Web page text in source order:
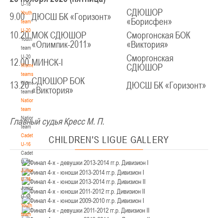
U-18
Youth
team
U-20
Youth
team
U-20
Women's
teams
Women's
teams
National
team
National
team
Cadets
U-16
Cadets
U-16
Juniors
U-18
Juniors
U-18
Youth
team
Уральская 3А
12-14.03.3036
Пинск
II тур – юноши 2014-2015 гг.р., Дивизион 1, 12-14 марта 2026 г., г. Пинск, ул.
ул. Пушкина, д. 27
05-07.03.2026
Минск
IV тур – юноши 2012-2013 гг.р., Дивизион 1, 05-07 марта 2026 г., г. Минск, ул.
Уральская 3А
05-06.03.2026
Гомель
U-14, девушки
III тур – девушки 2012-2013 гг.р., Дивизион 1, 05-06 марта 2026 г., г. Гомель,
ул. Б.Хмельницкого, 118а
04-06.03.2026
Брест
9.00
ДЮСШ БК «Горизонт»
СДЮШОР
«Борисфен»
10.20 МОК СДЮШОР
«Олимпик-2011»
Сморгонская БОК
«Виктория»
12.00 МИНСК-I
Сморгонская
СДЮШОР
13.20 СДЮШОР БОК
«Виктория»
ДЮСШ БК «Горизонт»
Главный судья Кресс М. П.
CHILDREN'S LIGUE GALLERY